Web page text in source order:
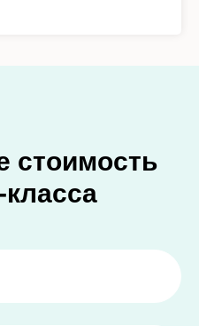
стоимость